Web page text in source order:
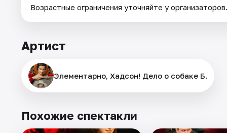
Возрастные ограничения уточняйте у организаторов.
Артист
Элементарно, Хадсон! Дело о собаке Б.
Похожие спектакли